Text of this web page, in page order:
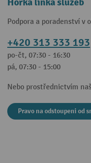
Podpora a poradenství v
+420 313 333 193
po-čt, 07:30 - 16:30
pá, 07:30 - 15:00
Nebo prostřednictvím
Pravo na odstoupeni od